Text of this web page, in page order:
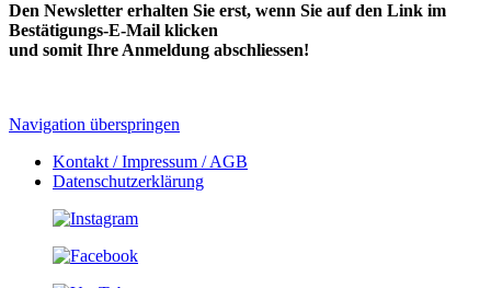
Den Newsletter erhalten Sie erst, wenn Sie auf den Link im
Bestätigungs-E-Mail klicken
und somit Ihre Anmeldung abschliessen!
Navigation überspringen
Kontakt / Impressum / AGB
Datenschutzerklärung